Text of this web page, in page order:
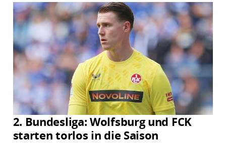
2. Bundesliga: Wolfsburg und FCK
starten torlos in die Saison